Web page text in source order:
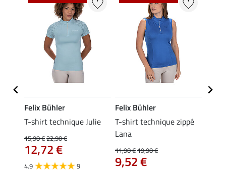
Felix Bühler
T-shirt technique Julie
15,90 €22,90 €
12,72 €
4.9 9
Felix Bühler
T-shirt technique zippé
Lana
11,90 €19,90 €
9,52 €